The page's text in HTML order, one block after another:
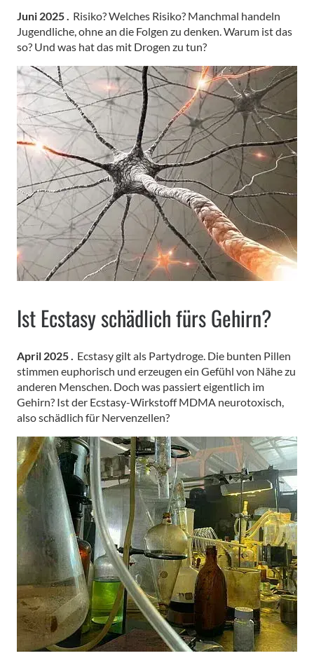
Juni 2025 . Risiko? Welches Risiko? Manchmal handeln
Jugendliche, ohne an die Folgen zu denken. Warum ist das
so? Und was hat das mit Drogen zu tun?
Ist Ecstasy schädlich fürs Gehirn?
April 2025 . Ecstasy gilt als Partydroge. Die bunten Pillen
stimmen euphorisch und erzeugen ein Gefühl von Nähe zu
anderen Menschen. Doch was passiert eigentlich im
Gehirn? Ist der Ecstasy-Wirkstoff MDMA neurotoxisch,
also schädlich für Nervenzellen?